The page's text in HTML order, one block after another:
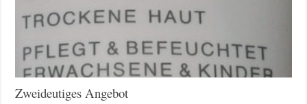
Zweideutiges Angebot